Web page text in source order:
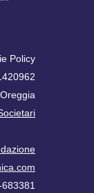
Policy